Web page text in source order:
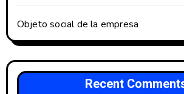
Objeto social de la empresa
Recent